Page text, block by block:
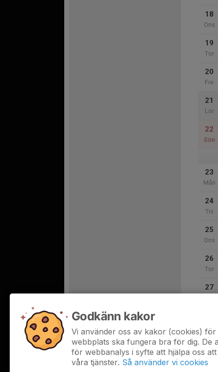
18
Ons
19
Tor
20
Fre
21
Lör
22
Sön
23
Mån
24
Tis
25
Ons
26
Tor
27
Godkänn kakor
Vi använder oss av kakor (cookies)
webbplats ska fungera bra för dig. De
för webbanalys i syfte att hjälpa oss
våra tjänster. Så använder vi cookies